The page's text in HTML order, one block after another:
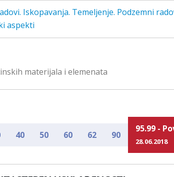
Iskopavanja. Temeljenje. Podzemni
aspekti
materijala i elemenata
40 50 60 62 90
95.99 -
28.06.2018